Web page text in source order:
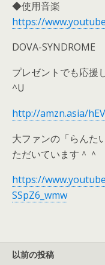
◆使用音楽
https://
DOVA-SYNDROME
プレゼントでも応援
^U
http://amzn.asia/
大ファンの「らんた
ただいています＾＾
https://
SSpZ6_wmw
以前の投稿